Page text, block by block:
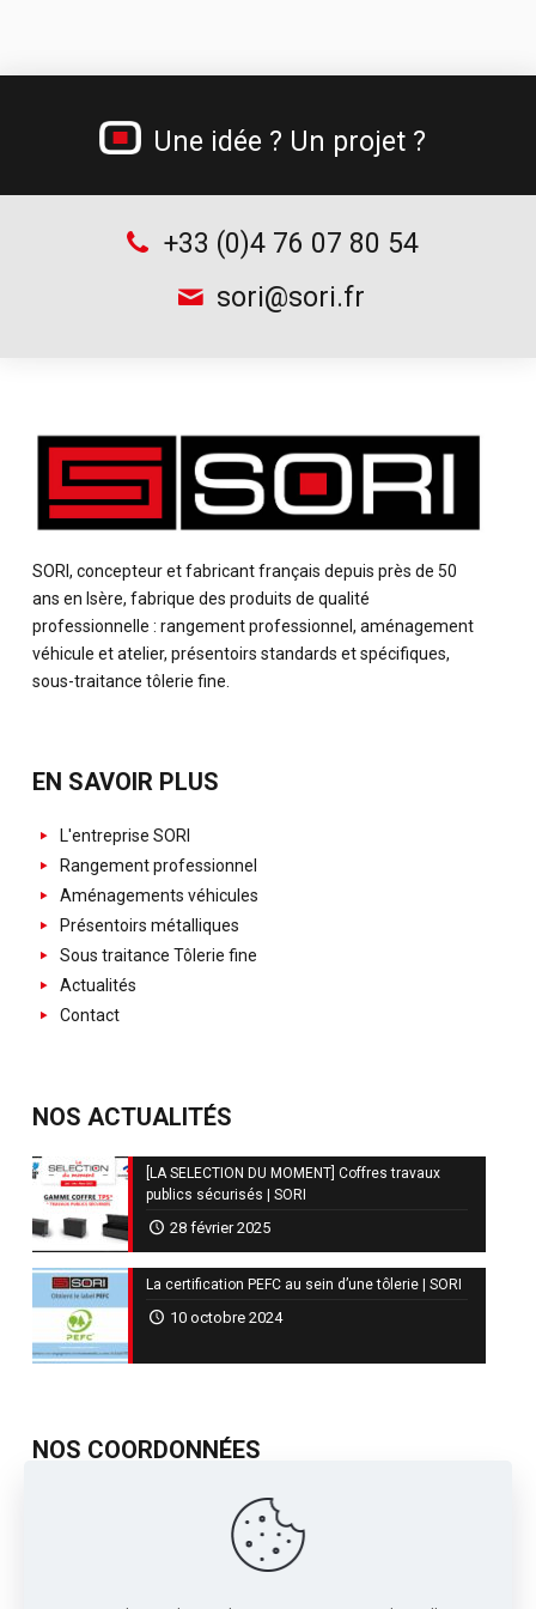
Gamme béton cellulaire
Chariots à bouteilles
Supports d’outillage
Une idée ? Un projet ?
+33 (0)4 76 07 80 54
sori@sori.fr
SORI, concepteur et fabricant français depuis près de 50
ans en Isère, fabrique des produits de qualité
professionnelle : rangement professionnel, aménagement
véhicule et atelier, présentoirs standards et spécifiques,
sous-traitance tôlerie fine.
EN SAVOIR PLUS
L'entreprise SORI
Rangement professionnel
Aménagements véhicules
Présentoirs métalliques
Sous traitance Tôlerie fine
Actualités
Contact
NOS ACTUALITÉS
[LA SELECTION DU MOMENT] Coffres travaux
publics sécurisés | SORI
28 février 2025
La certification PEFC au sein d’une tôlerie | SORI
10 octobre 2024
NOS COORDONNÉES
717, Avenue de St Quentin